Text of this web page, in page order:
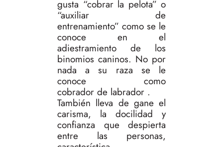
gusta “cobrar la pelota” o
“auxiliar de
entrenamiento” como se le
conoce en el
adiestramiento de los
binomios caninos. No por
nada a su raza se le
conoce como
cobrador de labrador .
También lleva de gane el
carisma, la docilidad y
confianza que despierta
entre las personas,